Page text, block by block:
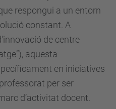
respongui a un entorn
constant. A
de centre
aquesta
en iniciatives
per ser
d’activitat docent.